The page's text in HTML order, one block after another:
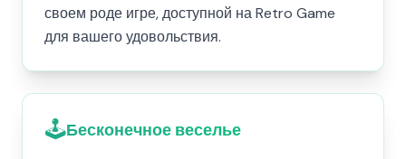
своем роде игре, доступной на Retro Game
для вашего удовольствия.
🕹️Бесконечное веселье